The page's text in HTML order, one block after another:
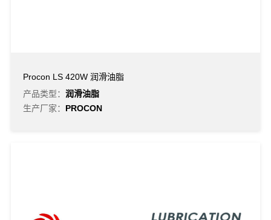
Procon LS 420W 润滑油脂
产品类型： 润滑油脂
生产厂家： PROCON